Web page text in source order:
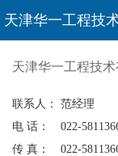
天津华一工程技
天津华一工程技术
联系人：
范经理
电 话：
022-
传 真：
022-